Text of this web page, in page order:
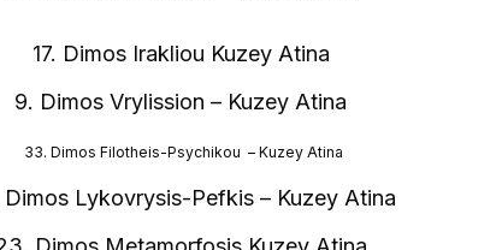
17. Dimos Irakliou Kuzey Atina
9. Dimos Vrylission – Kuzey Atina
33. Dimos Filotheis-Psychikou – Kuzey Atina
Dimos Lykovrysis-Pefkis – Kuzey Atina